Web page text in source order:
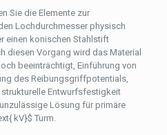
Sie die Elemente zur
Lochdurchmesser physisch
einen konischen Stahlstift
diesen Vorgang wird das Material
beeinträchtigt, Einführung von
des Reibungsgriffpotentials,
Entwurfsfestigkeit
Lösung für primäre
kV}$ Turm.